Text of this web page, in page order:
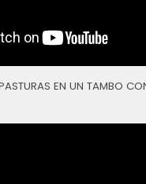
EN UN TAMBO